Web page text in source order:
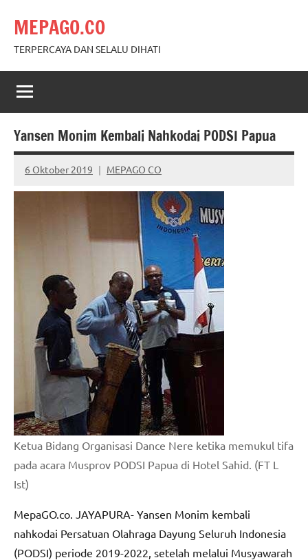
content
MEPAGO.CO
TERPERCAYA DAN SELALU DIHATI
Yansen Monim Kembali Nahkodai PODSI Papua
6 Oktober 2019 MEPAGO CO
No
comments
Ketua Bidang Organisasi Dance Nere ketika memukul tifa
pada acara Musprov PODSI Papua di Hotel Sahid. (FT L
Ist)
MepaGO.co. JAYAPURA- Yansen Monim kembali
nahkodai Persatuan Olahraga Dayung Seluruh Indonesia
(PODSI) periode 2019-2022, setelah melalui Musyawarah